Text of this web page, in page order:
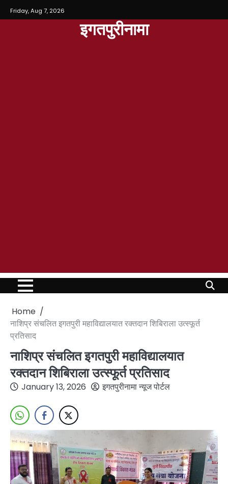
Friday, Aug 7, 2026
इगतपुरीनामा
Home
नाशिप्र संचलित इगतपुरी महाविद्यालयात रक्तदान शिबिराला उत्स्फूर्त
प्रतिसाद
नाशिप्र संचलित इगतपुरी महाविद्यालयात
रक्तदान शिबिराला उत्स्फूर्त प्रतिसाद
January 13, 2026 इगतपुरीनामा न्यूज पोर्टल